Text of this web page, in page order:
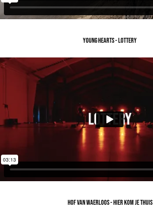
Young hearts - LOTTERY
HOF VAN WAERLOOS - HIER KOM JE THUIS